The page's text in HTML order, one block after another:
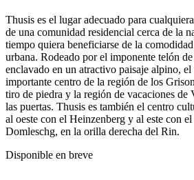
Thusis es el lugar adecuado para
de una comunidad residencial cerca de la
tiempo quiera beneficiarse de la
urbana. Rodeado por el imponente telón
enclavado en un atractivo paisaje alpino,
importante centro de la región de los
tiro de piedra y la región de vacaciones de
las puertas. Thusis es también el centro
al oeste con el Heinzenberg y al este con
Domleschg, en la orilla derecha del Rin.
Disponible en breve